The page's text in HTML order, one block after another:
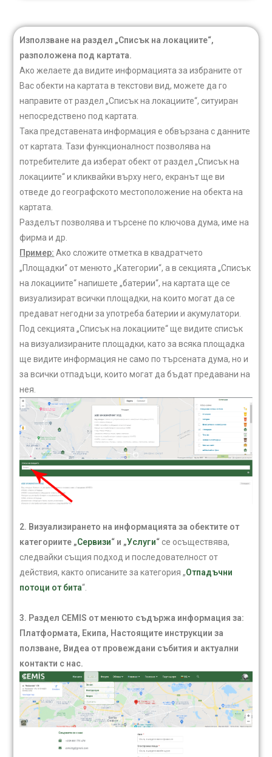
Използване на раздел „Списък на локациите“,
разположена под картата.
Ако желаете да видите информацията за избраните от
Вас обекти на картата в текстови вид, можете да го
направите от раздел „Списък на локациите“, ситуиран
непосредствено под картата.
Така представената информация е обвързана с данните
от картата. Тази функционалност позволява на
потребителите да изберат обект от раздел „Списък на
локациите“ и кликвайки върху него, екранът ще ви
отведе до географското местоположение на обекта на
картата.
Разделът позволява и търсене по ключова дума, име на
фирма и др.
Пример: Ако сложите отметка в квадратчето
„Площадки“ от менюто „Категории“, а в секцията „Списък
на локациите“ напишете „батерии“, на картата ще се
визуализират всички площадки, на които могат да се
предават негодни за употреба батерии и акумулатори.
Под секцията „Списък на локациите“ ще видите списък
на визуализираните площадки, като за всяка площадка
ще видите информация не само по търсената дума, но и
за всички отпадъци, които могат да бъдат предавани на
нея.
2. Визуализирането на информацията за обектите от
категориите „Сервизи“ и „Услуги“ се осъществява,
следвайки същия подход и последователност от
действия, както описаните за категория „Отпадъчни
потоци от бита“.
3. Раздел CEMIS от менюто съдържа информация за:
Платформата, Екипа, Настоящите инструкции за
ползване, Видеа от провеждани събития и актуални
контакти с нас.